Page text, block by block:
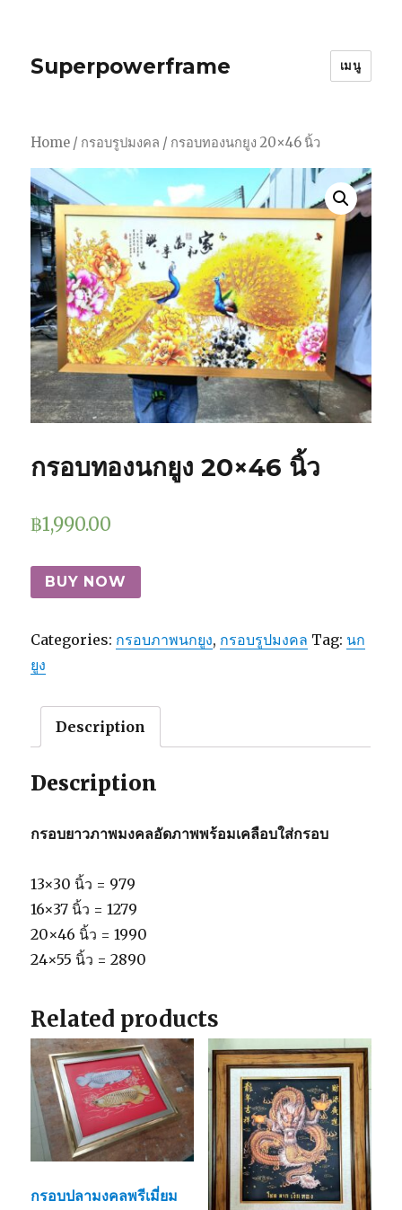
Superpowerframe เมนู
Home / กรอบรูปมงคล / กรอบทองนกยูง 20×46 นิ้ว
กรอบทองนกยูง 20×46 นิ้ว
฿1,990.00
BUY NOW
Categories: กรอบภาพนกยูง, กรอบรูปมงคล Tag: นก
ยูง
Description
Description
กรอบยาวภาพมงคลอัดภาพพร้อมเคลือบใส่กรอบ
13×30 นิ้ว = 979
16×37 นิ้ว = 1279
20×46 นิ้ว = 1990
24×55 นิ้ว = 2890
Related products
กรอบปลามงคลพรีเมี่ยม